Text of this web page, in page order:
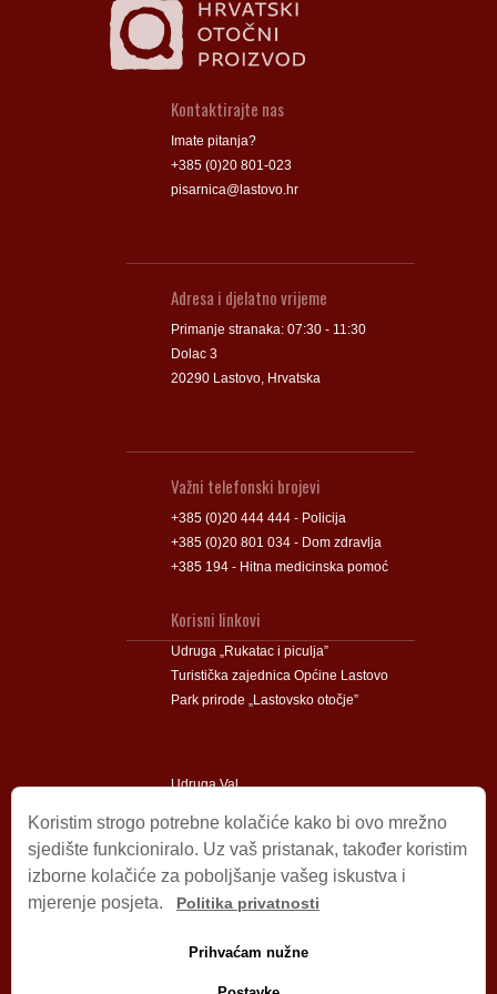
Kontaktirajte nas
Imate pitanja?
+385 (0)20 801-023
pisarnica@lastovo.hr
Adresa i djelatno vrijeme
Primanje stranaka: 07:30 - 11:30
Dolac 3
20290 Lastovo, Hrvatska
Važni telefonski brojevi
+385 (0)20 444 444 - Policija
+385 (0)20 801 034 - Dom zdravlja
+385 194 - Hitna medicinska pomoć
Korisni linkovi
Udruga „Rukatac i piculja”
Turistička zajednica Općine Lastovo
Park prirode „Lastovsko otočje”
Udruga Val
Impressum
© 2009 – 2026 Općina Lastovo.
Izjava o privatnosti
Koristim strogo potrebne kolačiće kako bi ovo mrežno
sjedište funkcioniralo. Uz vaš pristanak, također koristim
izborne kolačiće za poboljšanje vašeg iskustva i
mjerenje posjeta.
Politika privatnosti
Prihvaćam nužne